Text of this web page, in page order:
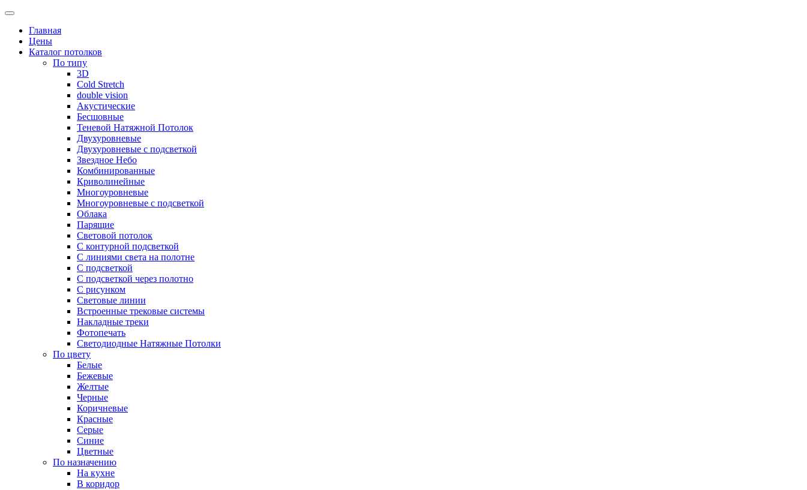
Skip
contentГлавная
Цены
Каталог потолков
По типу
3D
Cold Stretch
double vision
Акустические
Бесшовные
Теневой Натяжной Потолок
Двухуровневые
Двухуровневые с подсветкой
Звездное Небо
Комбинированные
Криволинейные
Многоуровневые
Многоуровневые с подсветкой
Облака
Парящие
Световой потолок
С контурной подсветкой
С линиями света на полотне
С подсветкой
С подсветкой через полотно
С рисунком
Световые линии
Встроенные трековые системы
Накладные треки
Фотопечать
Светодиодные Натяжные Потолки
По цвету
Белые
Бежевые
Желтые
Черные
Коричневые
Красные
Серые
Синие
Цветные
По назначению
На кухне
В коридор